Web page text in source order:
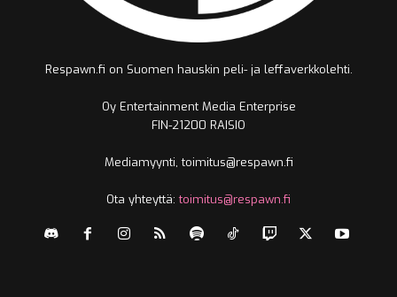
Respawn.fi on Suomen hauskin peli- ja leffaverkkolehti.
Oy Entertainment Media Enterprise
FIN-21200 RAISIO
Mediamyynti, toimitus@respawn.fi
Ota yhteyttä:toimitus@respawn.fi